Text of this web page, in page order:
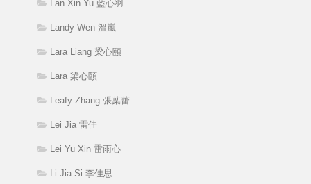
Lan Xin Yu 藍心羽
Landy Wen 溫嵐
Lara Liang 梁心頤
Lara 梁心頤
Leafy Zhang 張葉蕾
Lei Jia 雷佳
Lei Yu Xin 雷雨心
Li Jia Si 李佳思